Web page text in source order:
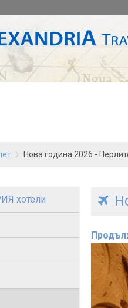
Нова година 2026 -
хотели